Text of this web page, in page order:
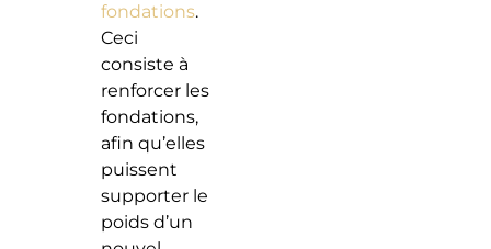
fondations.
Ceci
consiste à
renforcer les
fondations,
afin qu’elles
puissent
supporter le
poids d’un